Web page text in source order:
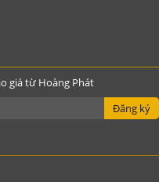
giá từ Hoàng Phát
Đăng ký